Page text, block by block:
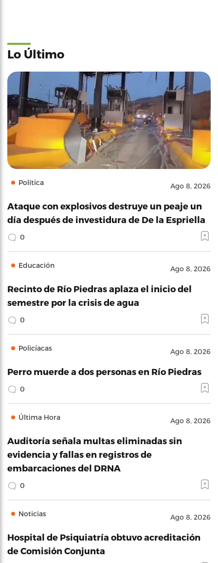
Lo Último
Política Ago 8, 2026
Ataque con explosivos destruye un peaje un
día después de investidura de De la Espriella
0
Educación Ago 8, 2026
Recinto de Río Piedras aplaza el inicio del
semestre por la crisis de agua
0
Policíacas Ago 8, 2026
Perro muerde a dos personas en Río Piedras
0
Última Hora Ago 8, 2026
Auditoría señala multas eliminadas sin
evidencia y fallas en registros de
embarcaciones del DRNA
0
Noticias Ago 8, 2026
Hospital de Psiquiatría obtuvo acreditación
de Comisión Conjunta